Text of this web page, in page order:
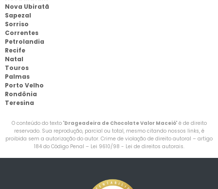
Nova Ubiratã
Sapezal
Sorriso
Correntes
Petrolandia
Recife
Natal
Touros
Palmas
Porto Velho
Rondônia
Teresina
O conteúdo do texto "Drageadeira de Chocolate Valor Maceió" é de direito
reservado. Sua reprodução, parcial ou total, mesmo citando nossos links, é
proibida sem a autorização do autor. Crime de violação de direito autoral – artigo
184 do Código Penal – Lei 9610/98 - Lei de direitos autorais.